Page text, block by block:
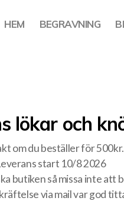
HEM BEGRAVNING
lökar och
om du beställer för 500kr.
start 10/8 2026
butiken så missa inte att
via mail var god